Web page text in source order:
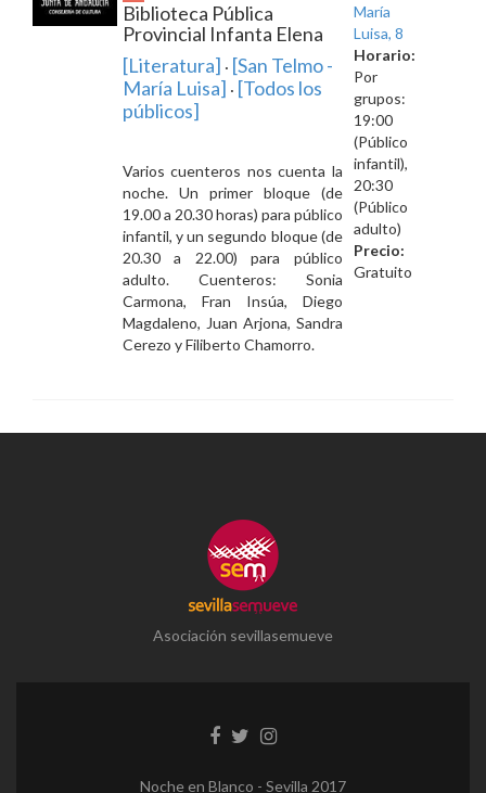
Biblioteca Pública
Provincial Infanta Elena
[Literatura] · [San Telmo -
María Luisa] · [Todos los
públicos]
Varios cuenteros nos cuenta la
noche. Un primer bloque (de
19.00 a 20.30 horas) para público
infantil, y un segundo bloque (de
20.30 a 22.00) para público
adulto. Cuenteros: Sonia
Carmona, Fran Insúa, Diego
Magdaleno, Juan Arjona, Sandra
Cerezo y Filiberto Chamorro.
María
Luisa, 8
Horario:
Por
grupos:
19:00
(Público
infantil),
20:30
(Público
adulto)
Precio:
Gratuito
Asociación sevillasemueve
Enlace
Facebook
Enlace
Twitter
Enlace
instagram
Noche en Blanco - Sevilla 2017